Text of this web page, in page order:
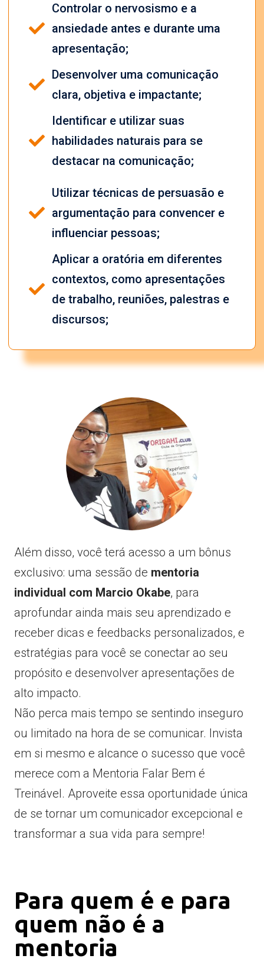
Controlar o nervosismo e a
ansiedade antes e durante uma
apresentação;
Desenvolver uma comunicação
clara, objetiva e impactante;
Identificar e utilizar suas
habilidades naturais para se
destacar na comunicação;
Utilizar técnicas de persuasão e
argumentação para convencer e
influenciar pessoas;
Aplicar a oratória em diferentes
contextos, como apresentações
de trabalho, reuniões, palestras e
discursos;
Além disso, você terá acesso a um bônus
exclusivo: uma sessão de mentoria
individual com Marcio Okabe, para
aprofundar ainda mais seu aprendizado e
receber dicas e feedbacks personalizados, e
estratégias para você se conectar ao seu
propósito e desenvolver apresentações de
alto impacto.
Não perca mais tempo se sentindo inseguro
ou limitado na hora de se comunicar. Invista
em si mesmo e alcance o sucesso que você
merece com a Mentoria Falar Bem é
Treinável. Aproveite essa oportunidade única
de se tornar um comunicador excepcional e
transformar a sua vida para sempre!
Para quem é e para
quem não é a
mentoria